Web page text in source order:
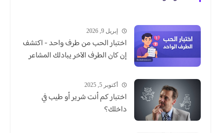
إبريل 9, 2026
اختبار الحب من طرف واحد - اكتشف
إن كان الطرف الآخر يبادلك المشاعر
أكتوبر 5, 2025
اختبار كم أنت شرير أو طيب في
داخلك؟